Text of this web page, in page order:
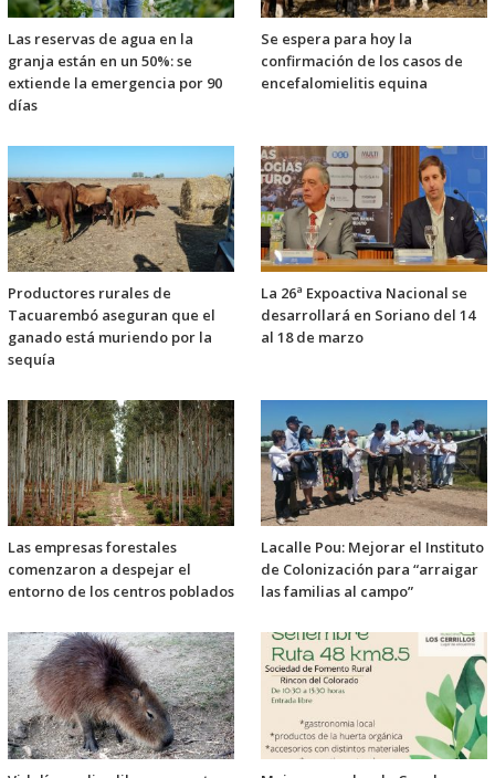
Las reservas de agua en la
granja están en un 50%: se
extiende la emergencia por 90
días
Se espera para hoy la
confirmación de los casos de
encefalomielitis equina
Productores rurales de
Tacuarembó aseguran que el
ganado está muriendo por la
sequía
La 26ª Expoactiva Nacional se
desarrollará en Soriano del 14
al 18 de marzo
Las empresas forestales
comenzaron a despejar el
entorno de los centros poblados
Lacalle Pou: Mejorar el Instituto
de Colonización para “arraigar
las familias al campo”